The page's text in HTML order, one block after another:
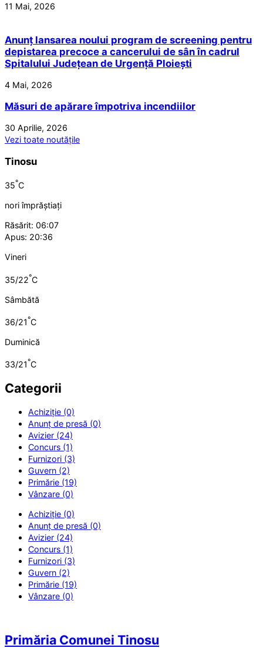
11 Mai, 2026
Anunț lansarea noului program de screening pentru
depistarea precoce a cancerului de sân în cadrul
Spitalului Județean de Urgență Ploiești
4 Mai, 2026
Măsuri de apărare împotriva incendiilor
30 Aprilie, 2026
Vezi toate noutățile
Tinosu
35°C
nori împrăștiați
Răsărit: 06:07
Apus: 20:36
Vineri
35/22°C
Sâmbătă
36/21°C
Duminică
33/21°C
Categorii
Achiziție (0)
Anunț de presă (0)
Avizier (24)
Concurs (1)
Furnizori (3)
Guvern (2)
Primărie (19)
Vânzare (0)
Achiziție (0)
Anunț de presă (0)
Avizier (24)
Concurs (1)
Furnizori (3)
Guvern (2)
Primărie (19)
Vânzare (0)
Primăria Comunei Tinosu